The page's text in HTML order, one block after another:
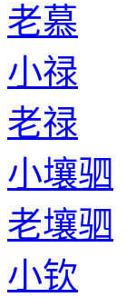
老慕
小禄
老禄
小壤驷
老壤驷
小钦